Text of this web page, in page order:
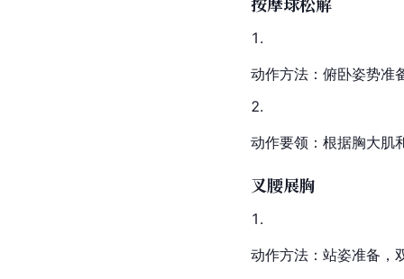
动作方法：俯卧姿势准
动作要领：根据胸大肌
叉腰展胸
动作方法：站姿准备，